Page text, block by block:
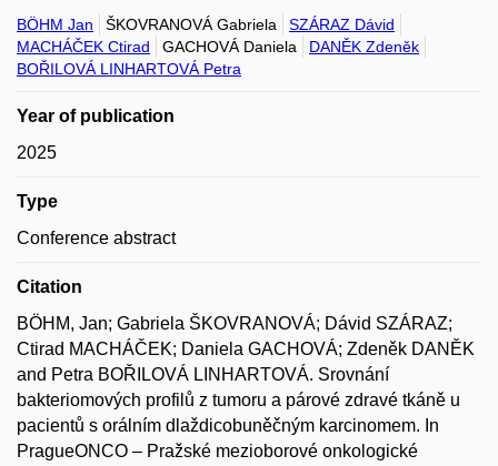
BÖHM Jan ŠKOVRANOVÁ Gabriela
SZÁRAZ Dávid
MACHÁČEK Ctirad
GACHOVÁ Daniela
DANĚK Zdeněk
BOŘILOVÁ LINHARTOVÁ Petra
Year of publication
2025
Type
Conference abstract
Citation
BÖHM, Jan; Gabriela ŠKOVRANOVÁ; Dávid SZÁRAZ;
Ctirad MACHÁČEK; Daniela GACHOVÁ; Zdeněk DANĚK
and Petra BOŘILOVÁ LINHARTOVÁ. Srovnání
bakteriomových profilů z tumoru a párové zdravé tkáně u
pacientů s orálním dlaždicobuněčným karcinomem. In
PragueONCO – Pražské mezioborové onkologické